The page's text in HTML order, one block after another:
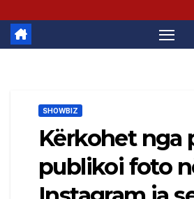
SHOWBIZ
Kërkohet nga
publikoi foto